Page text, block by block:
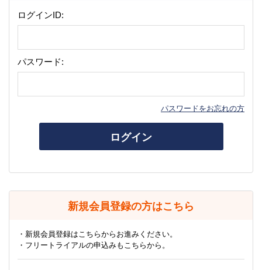
ログインID:
パスワード:
パスワードをお忘れの方
ログイン
新規会員登録の方はこちら
・新規会員登録はこちらからお進みください。
・フリートライアルの申込みもこちらから。